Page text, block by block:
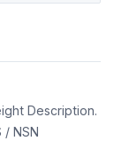
Description.
/ NSN